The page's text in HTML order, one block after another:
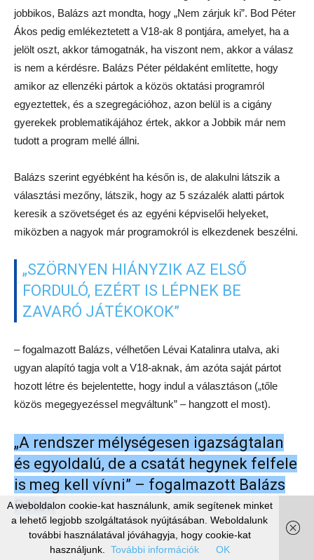
A 8 pont
meg kell állítani Magyarország kettészakadását;
mindenki számára hozzáférhető, európai színvonalon
működő egészségügyi ellátást kell létrehozni;
újjá kell teremteni a nemzetközileg versenyképes magyar
oktatást;
tisztességes piacgazdasági viszonyokat kell teremteni;
szociális jogállam társadalmi-politikai formáit és
szervezeteit;
ki kell aknázni az Európai Unió lehetőségeit;
együtt kell működni a NATO-szövetségesekkel a hatékony
ellen;
valamint segíteni kell a határainkon túl élő és dolgozó
magyarokat, hogy ne érhesse őket hátrány.
„Tisztelt” „miniszterelnök” „úr”
Itthon Vélemény
FüHü - 2018-01-12 0
Ezzel a címmel jelent meg Kustán
Magyari Attila jegyzete a kolozsvári
Maszol-ban, a román miniszterelnök
székelyeket fenyegető nyilatkozata
A weboldalon cookie-kat használunk, amik segítenek minket
a lehető legjobb szolgáltatások nyújtásában. Weboldalunk
további használatával jóváhagyja, hogy cookie-kat
használjunk.
További információk OK